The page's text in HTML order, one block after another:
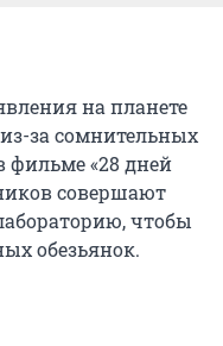
на планете
за сомнительных
фильме «28 дней
совершают
чтобы
обезьянок.